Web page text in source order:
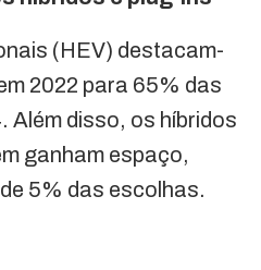
(HEV) destacam-
2022 para 65% das
Além disso, os híbridos
ganham espaço,
5% das escolhas.